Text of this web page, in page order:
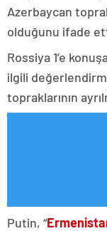
Azerbaycan
olduğunu ifade
Rossiya 1’e
ilgili
topraklarının
Putin, “